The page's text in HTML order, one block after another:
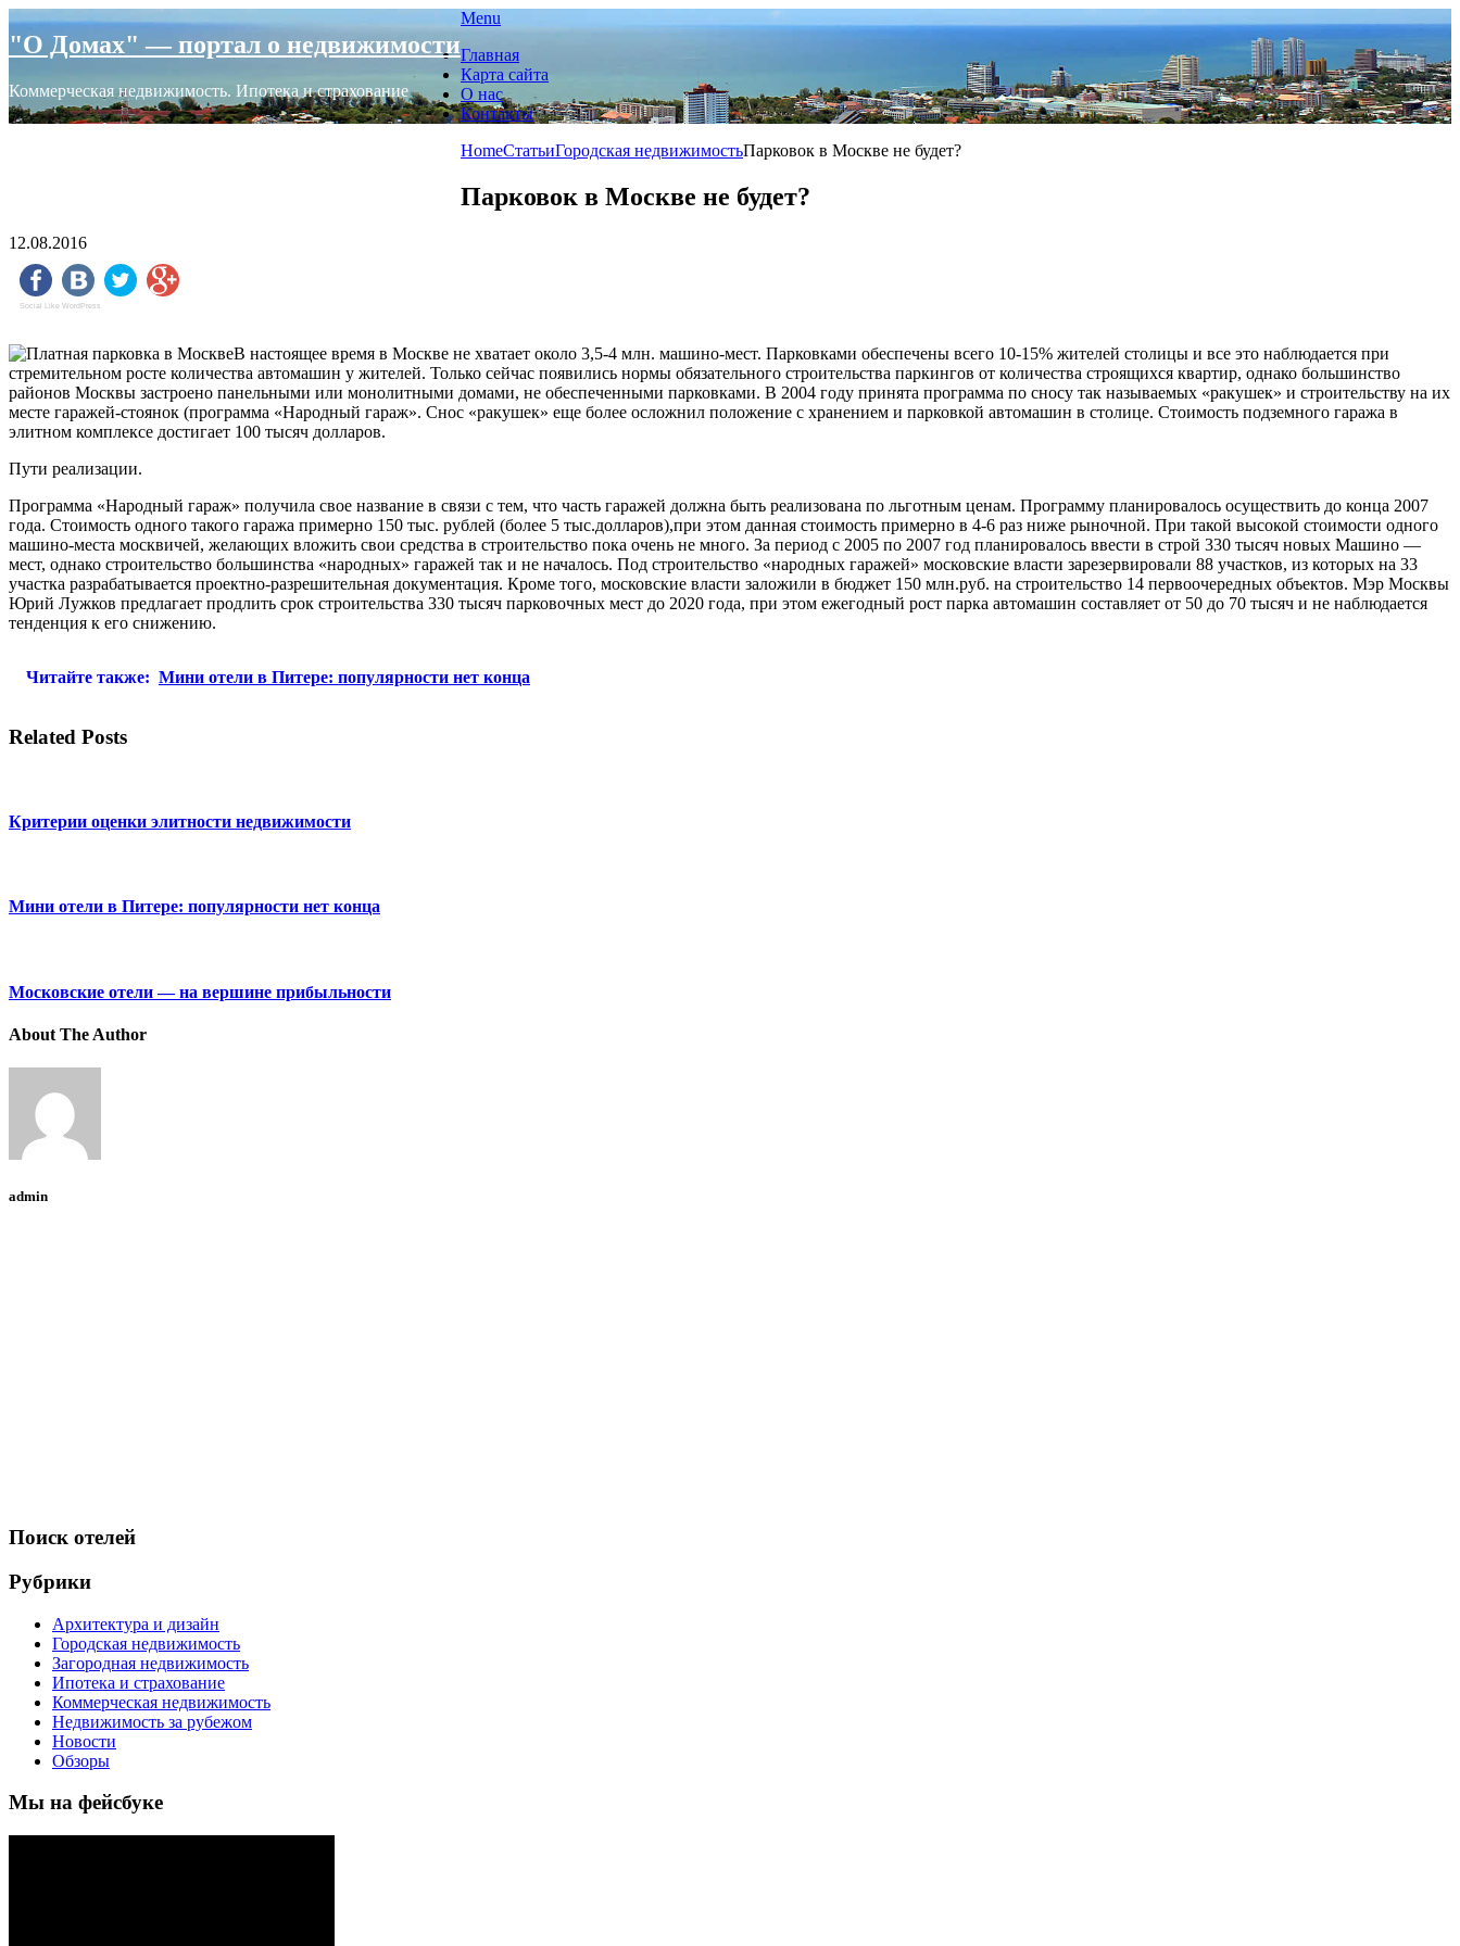
Skip
to
content
"О Домах" — портал о недвижимости
Коммерческая недвижимость. Ипотека и страхование
Menu
Главная
Карта сайта
О нас
Контакты
HomeСтатьиГородская недвижимостьПарковок в Москве не будет?
Парковок в Москве не будет?
12.08.2016
Social Like WordPress
В настоящее время в Москве не хватает около 3,5-4 млн. машино-мест. Парковками обеспечены всего 10-15% жителей столицы и все это наблюдается при
стремительном росте количества автомашин у жителей. Только сейчас появились нормы обязательного строительства паркингов от количества строящихся квартир, однако большинство
районов Москвы застроено панельными или монолитными домами, не обеспеченными парковками. В 2004 году принята программа по сносу так называемых «ракушек» и строительству на их
месте гаражей-стоянок (программа «Народный гараж». Снос «ракушек» еще более осложнил положение с хранением и парковкой автомашин в столице. Стоимость подземного гаража в
элитном комплексе достигает 100 тысяч долларов.
Пути реализации.
Программа «Народный гараж» получила свое название в связи с тем, что часть гаражей должна быть реализована по льготным ценам. Программу планировалось осуществить до конца 2007
года. Стоимость одного такого гаража примерно 150 тыс. рублей (более 5 тыс.долларов),при этом данная стоимость примерно в 4-6 раз ниже рыночной. При такой высокой стоимости одного
машино-места москвичей, желающих вложить свои средства в строительство пока очень не много. За период с 2005 по 2007 год планировалось ввести в строй 330 тысяч новых Машино —
мест, однако строительство большинства «народных» гаражей так и не началось. Под строительство «народных гаражей» московские власти зарезервировали 88 участков, из которых на 33
участка разрабатывается проектно-разрешительная документация. Кроме того, московские власти заложили в бюджет 150 млн.руб. на строительство 14 первоочередных объектов. Мэр Москвы
Юрий Лужков предлагает продлить срок строительства 330 тысяч парковочных мест до 2020 года, при этом ежегодный рост парка автомашин составляет от 50 до 70 тысяч и не наблюдается
тенденция к его снижению.
Читайте также: Мини отели в Питере: популярности нет конца
Related Posts
Критерии оценки элитности недвижимости
Мини отели в Питере: популярности нет конца
Московские отели — на вершине прибыльности
About The Author
admin
Поиск отелей
Рубрики
Архитектура и дизайн
Городская недвижимость
Загородная недвижимость
Ипотека и страхование
Коммерческая недвижимость
Недвижимость за рубежом
Новости
Обзоры
Мы на фейсбуке